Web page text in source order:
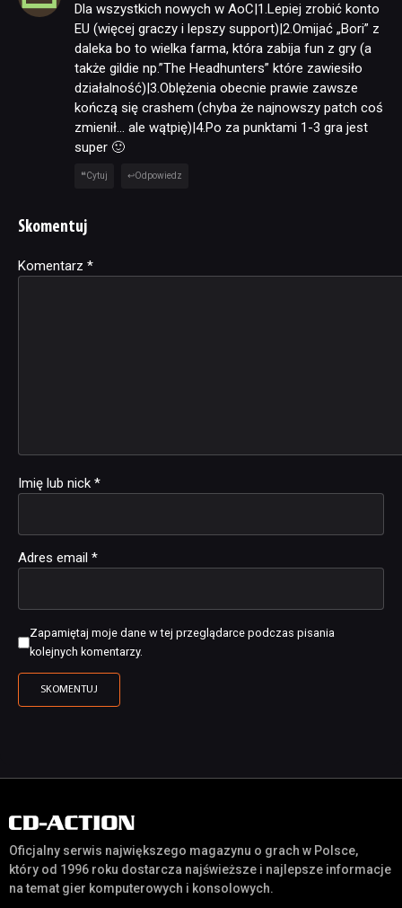
Dla wszystkich nowych w AoC|1.Lepiej zrobić konto
EU (więcej graczy i lepszy support)|2.Omijać „Bori” z
daleka bo to wielka farma, która zabija fun z gry (a
także gildie np.”The Headhunters” które zawiesiło
działalność)|3.Oblężenia obecnie prawie zawsze
kończą się crashem (chyba że najnowszy patch coś
zmienił… ale wątpię)|4.Po za punktami 1-3 gra jest
super 🙂
Cytuj Odpowiedz
Skomentuj
Komentarz *
Imię lub nick *
Adres email *
Zapamiętaj moje dane w tej przeglądarce podczas pisania
kolejnych komentarzy.
Alternative:
Oficjalny serwis największego magazynu o grach w Polsce,
który od 1996 roku dostarcza najświeższe i najlepsze informacje
na temat gier komputerowych i konsolowych.